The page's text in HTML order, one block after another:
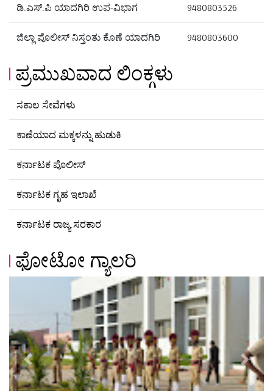
ಡಿ.ಎಸ್.ಪಿ ಯಾದಗಿರಿ ಉಪ-ವಿಭಾಗ 9480803526
ಜಿಲ್ಲಾ ಪೊಲೀಸ್ ನಿಸ್ತಂತು ಕೊಣೆ ಯಾದಗಿರಿ 9480803600
ಪ್ರಮುಖವಾದ ಲಿಂಕ್ಗಳು
ಸಕಾಲ ಸೇವೆಗಳು
ಕಾಣೆಯಾದ ಮಕ್ಕಳನ್ನು ಹುಡುಕಿ
ಕರ್ನಾಟಕ ಪೊಲೀಸ್
ಕರ್ನಾಟಕ ಗೃಹ ಇಲಾಖೆ
ಕರ್ನಾಟಕ ರಾಜ್ಯ ಸರಕಾರ
ಫೋಟೋ ಗ್ಯಾಲರಿ
Previous Next